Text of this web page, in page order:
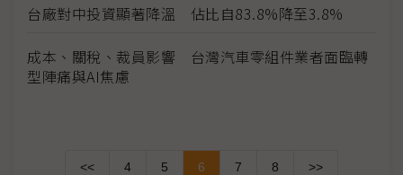
台廠對中投資顯著降溫 佔比自83.8%降至3.8%
成本、關稅、裁員影響 台灣汽車零組件業者面臨轉
型陣痛與AI焦慮
<< 4 5 6 7 8 >>